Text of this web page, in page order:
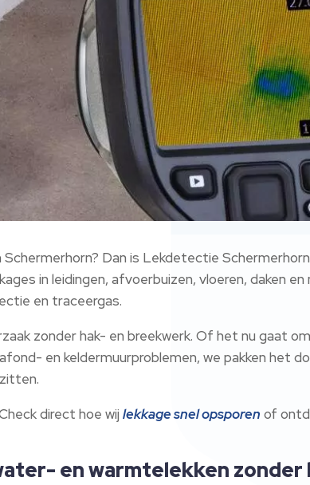
Dan is Lekdetectie
in leidingen, afvoerbuizen, vloeren, daken
en traceergas.
zonder hak- en breekwerk. Of het nu gaat
en keldermuurproblemen, we pakken het
direct hoe wijlekkage snel opsporen of
en warmtelekken zonder